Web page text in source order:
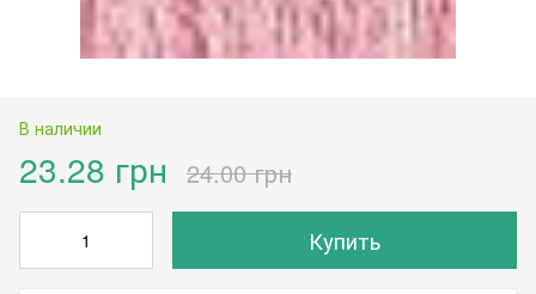
В наличии
23.28 грн 24.00 грн
Купить